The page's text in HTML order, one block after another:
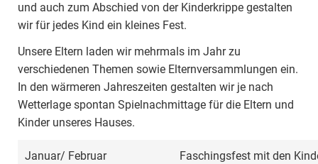
und auch zum Abschied von der Kinderkrippe gestalten
wir für jedes Kind ein kleines Fest.
Unsere Eltern laden wir mehrmals im Jahr zu
verschiedenen Themen sowie Elternversammlungen ein.
In den wärmeren Jahreszeiten gestalten wir je nach
Wetterlage spontan Spielnachmittage für die Eltern und
Kinder unseres Hauses.
Januar/ Februar Faschingsfest mit den